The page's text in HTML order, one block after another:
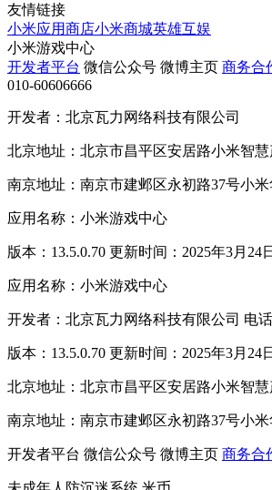
友情链接
小米应用商店小米商城英雄互娱
小米游戏中心
开发者平台 微信公众号 微博主页 商务合
010-60606666
开发者：北京瓦力网络科技有限公司
北京地址：北京市昌平区安居路小米智慧
南京地址：南京市建邺区永初路37号小
应用名称：小米游戏中心
版本：13.5.0.70 更新时间：2025年3月24日
应用名称：小米游戏中心
开发者：北京瓦力网络科技有限公司 电话
版本：13.5.0.70 更新时间：2025年3月24日
北京地址：北京市昌平区安居路小米智慧
南京地址：南京市建邺区永初路37号小
开发者平台 微信公众号 微博主页 商务合